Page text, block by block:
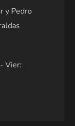
y Pedro
Vier: